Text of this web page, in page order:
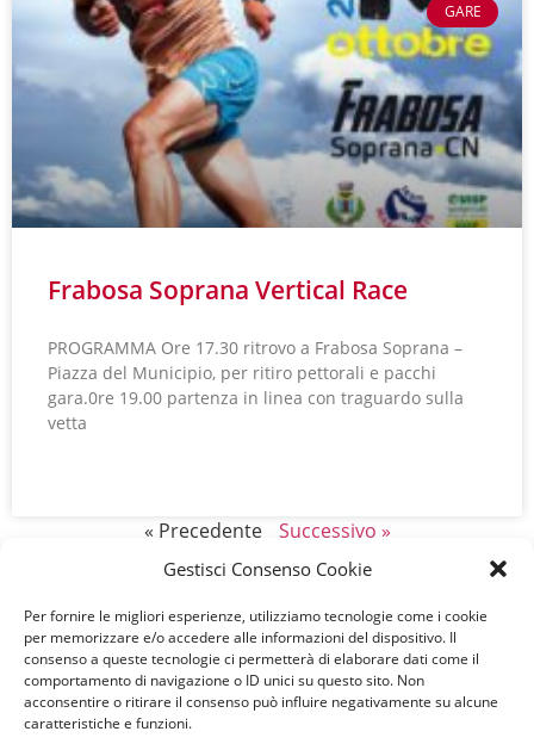
Gestisci Consenso Cookie
Per fornire le migliori esperienze, utilizziamo tecnologie come i cookie
per memorizzare e/o accedere alle informazioni del dispositivo. Il
consenso a queste tecnologie ci permetterà di elaborare dati come il
comportamento di navigazione o ID unici su questo sito. Non
acconsentire o ritirare il consenso può influire negativamente su alcune
caratteristiche e funzioni.
GARE
Frabosa Soprana Vertical Race
PROGRAMMA Ore 17.30 ritrovo a Frabosa Soprana –
Piazza del Municipio, per ritiro pettorali e pacchi
gara.0re 19.00 partenza in linea con traguardo sulla
vetta
« Precedente Successivo »
A.S.D. Team Marguareis
Vicolo del Moro 6 12084 Mondovì presso 00UP s.r.l.s.